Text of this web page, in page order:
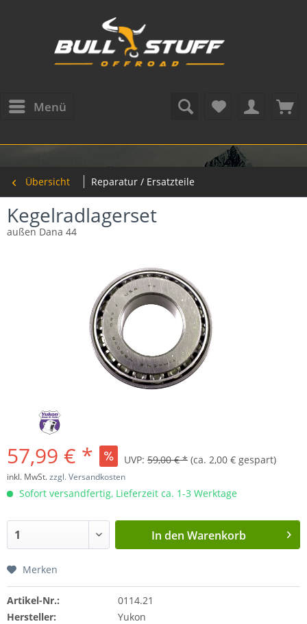
Menü
Übersicht Reparatur / Ersatzteile
Kegelradlagerset
außen Dana 44
57,99 € * UVP: 59,00 € * (ca. 2,00 € gespart)
inkl. MwSt.zzgl. Versandkosten
Sofort versandfertig, Lieferzeit ca. 1-3 Werktage
In den Warenkorb
Merken
Artikel-Nr.:
0114.21
Hersteller:
Yukon